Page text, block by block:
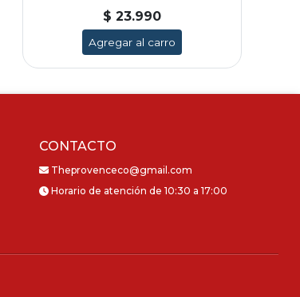
$ 23.990
Agregar al carro
CONTACTO
Theprovenceco@gmail.com
Horario de atención de 10:30 a 17:00